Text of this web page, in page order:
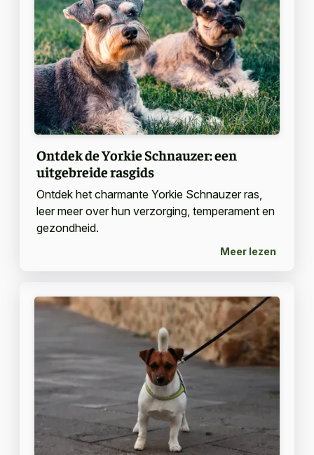
Ontdek de Yorkie Schnauzer: een
uitgebreide rasgids
Ontdek het charmante Yorkie Schnauzer ras,
leer meer over hun verzorging, temperament en
gezondheid.
Meer lezen